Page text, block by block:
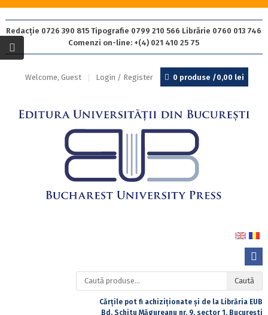
Redacție 0726 390 815 Tipografie 0799 210 566 Librărie 0760 013 746
Comenzi on-line: +(4) 021 410 25 75
Welcome, Guest Login / Register 0 produse /0,00 lei
Caută
după:
Caută
Cărțile pot fi achiziționate și de la Librăria EUB
Bd. Schitu Măgureanu nr. 9, sector 1, București